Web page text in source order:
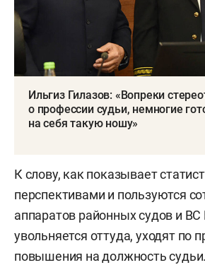
Ильгиз Гилазов: «Вопреки
о профессии судьи, немногие
на себя такую ношу»
К слову, как показывает
перспективами и пользуются
аппаратов районных судов и ВС
увольняется оттуда, уходят по
повышения на должность